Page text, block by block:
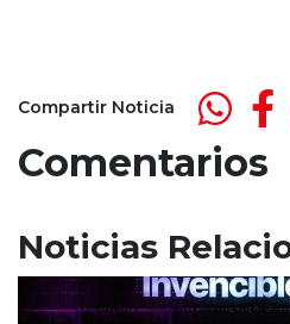
Compartir Noticia
Comentarios
Noticias